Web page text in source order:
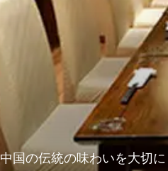
中国の伝統の味わいを大切